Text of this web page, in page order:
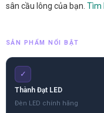
sân cầu lông của bạn. Tìm
SẢN PHẨM NỔI BẬT
✓
Thành Đạt LED
Đèn LED chính hãng